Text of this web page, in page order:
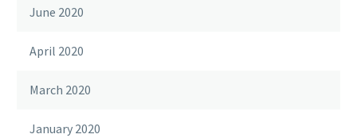
June 2020
April 2020
March 2020
January 2020